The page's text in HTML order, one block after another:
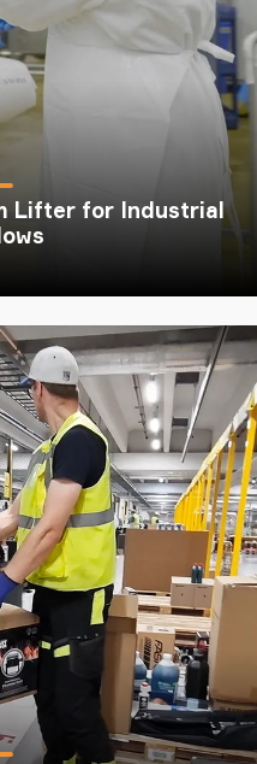
Lifter for Industrial